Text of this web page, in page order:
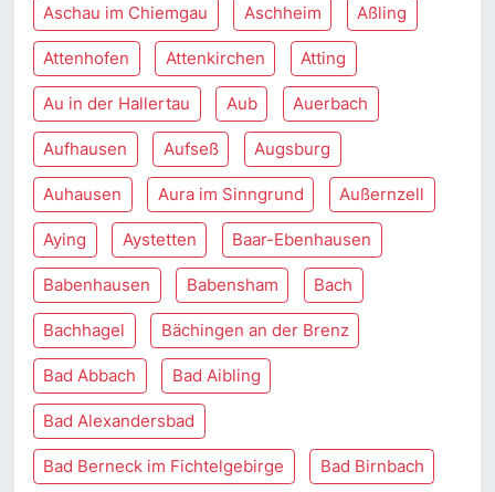
Aschau im Chiemgau Aschheim Aßling
Attenhofen Attenkirchen Atting
Au in der Hallertau Aub Auerbach
Aufhausen Aufseß Augsburg
Auhausen Aura im Sinngrund Außernzell
Aying Aystetten Baar-Ebenhausen
Babenhausen Babensham Bach
Bachhagel Bächingen an der Brenz
Bad Abbach Bad Aibling
Bad Alexandersbad
Bad Berneck im Fichtelgebirge Bad Birnbach